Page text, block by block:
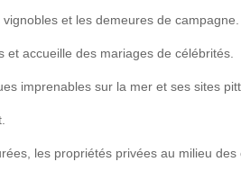
et les demeures de campagne.
et accueille des mariages de célébrités.
imprenables sur la mer et ses sites
les propriétés privées au milieu